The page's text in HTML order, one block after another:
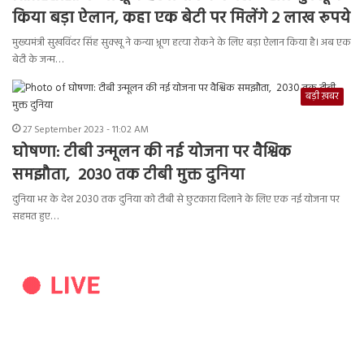
किया बड़ा ऐलान, कहा एक बेटी पर मिलेंगे 2 लाख रूपये
मुख्यमंत्री सुखविंदर सिंह सुक्खू ने कन्या भ्रूण हत्या रोकने के लिए बड़ा ऐलान किया है। अब एक
बेटी के जन्म…
बड़ी ख़बर
27 September 2023 - 11:02 AM
घोषणा: टीबी उन्मूलन की नई योजना पर वैश्विक
समझौता, 2030 तक टीबी मुक्त दुनिया
दुनिया भर के देश 2030 तक दुनिया को टीबी से छुटकारा दिलाने के लिए एक नई योजना पर
सहमत हुए…